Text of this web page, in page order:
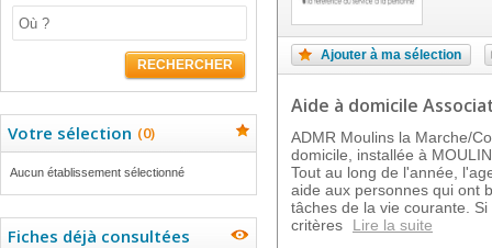
RECHERCHER
Votre sélection (0)
Aucun établissement sélectionné
Fiches déjà consultées
Ajouter à ma sélection
Aide à domicile
ADMR Moulins la Marche/
domicile, installée à
Tout au long de l'année,
aide aux personnes qui ont
tâches de la vie courante.
critères
Lire la suite